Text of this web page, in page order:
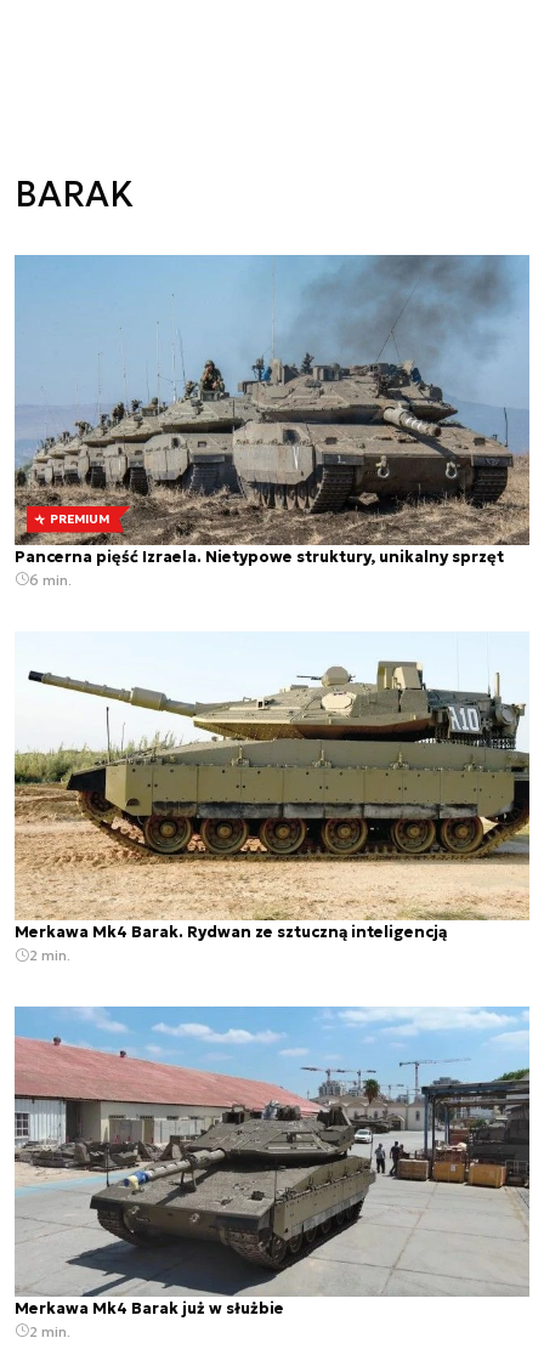
BARAK
PREMIUM
Pancerna pięść Izraela. Nietypowe struktury, unikalny sprzęt
6 min.
Merkawa Mk4 Barak. Rydwan ze sztuczną inteligencją
2 min.
Merkawa Mk4 Barak już w służbie
2 min.